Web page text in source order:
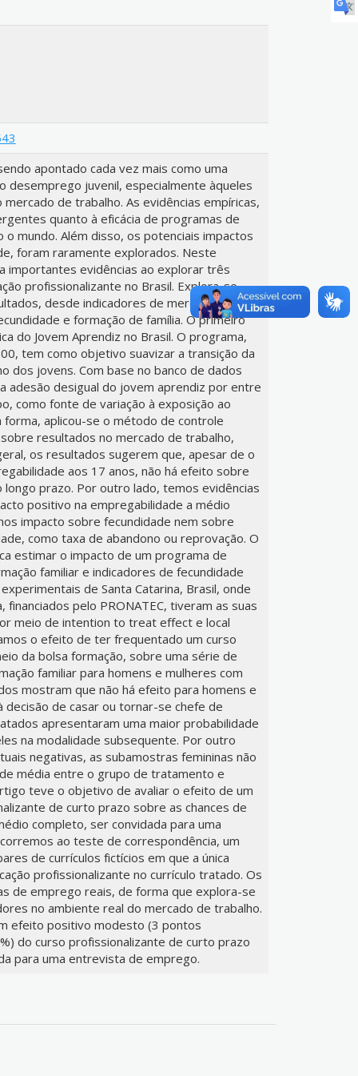
apontado cada vez mais como uma
desemprego juvenil, especialmente àqueles
de trabalho. As evidências empíricas,
quanto à eficácia de programas de
mundo. Além disso, os potenciais impactos
foram raramente explorados. Neste
importantes evidências ao explorar três
profissionalizante no Brasil. Explora-se
desde indicadores de mercado de
e formação de família. O primeiro
do Jovem Aprendiz no Brasil. O programa,
tem como objetivo suavizar a transição da
dos jovens. Com base no banco de dados
adesão desigual do jovem aprendiz por entre
como fonte de variação à exposição ao
forma, aplicou-se o método de controle
resultados no mercado de trabalho,
os resultados sugerem que, apesar de o
aos 17 anos, não há efeito sobre
prazo. Por outro lado, temos evidências
positivo na empregabilidade a médio
impacto sobre fecundidade nem sobre
como taxa de abandono ou reprovação. O
estimar o impacto de um programa de
familiar e indicadores de fecundidade
de Santa Catarina, Brasil, onde
pelo PRONATEC, tiveram as suas
meio de intention to treat effect e local
o efeito de ter frequentado um curso
da bolsa formação, sobre uma série de
familiar para homens e mulheres com
mostram que não há efeito para homens e
decisão de casar ou tornar-se chefe de
apresentaram uma maior probabilidade
na modalidade subsequente. Por outro
negativas, as subamostras femininas não
média entre o grupo de tratamento e
teve o objetivo de avaliar o efeito de um
de curto prazo sobre as chances de
completo, ser convidada para uma
ao teste de correspondência, um
de currículos fictícios em que a única
profissionalizante no currículo tratado. Os
de emprego reais, de forma que explora-se
no ambiente real do mercado de trabalho.
efeito positivo modesto (3 pontos
do curso profissionalizante de curto prazo
para uma entrevista de emprego.